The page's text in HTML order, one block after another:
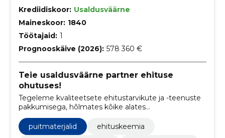
Krediidiskoor: Usaldusväärne
Maineskoor: 1840
Töötajaid: 1
Prognooskäive (2026): 578 360 €
Teie usaldusväärne partner ehituse
ohutuses!
Tegeleme kvaliteetsete ehitustarvikute ja -teenuste
pakkumisega, hõlmates kõike alates
remondini.
puitmaterjalid
ehituskeemia